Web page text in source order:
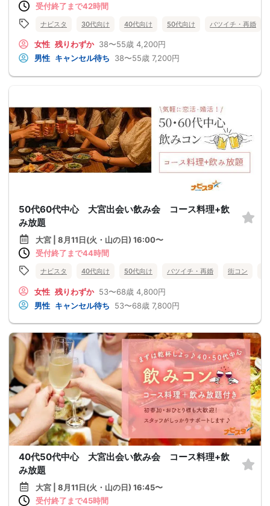
受付終了まで42時間
ナビスタ 30代向け 40代向け 50代向け バツイチ・再婚
女性 残りわずか 38〜55歳 4,200円
男性 キャンセル待ち 38〜55歳 7,200円
50代60代中心 大宮出会い飲み会 コース料理+飲
み放題
大宮 | 8月11日(火・山の日) 16:00〜
受付終了まで44時間
ナビスタ 40代向け 50代向け バツイチ・再婚 街コン
女性 残りわずか 53〜68歳 4,800円
男性 キャンセル待ち 53〜68歳 7,800円
40代50代中心 大宮出会い飲み会 コース料理+飲
み放題
大宮 | 8月11日(火・山の日) 16:45〜
受付終了まで45時間